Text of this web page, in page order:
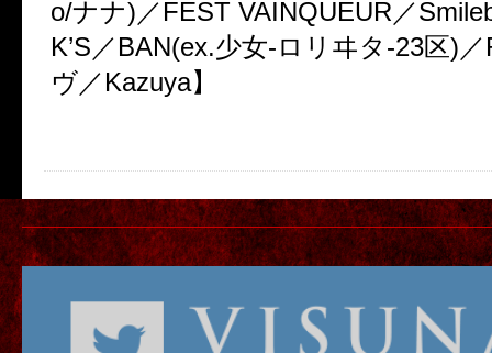
o/ナナ)／FEST VAINQUEUR／
K’S／BAN(ex.少女-ロリヰタ-23区)
ヴ／Kazuya】